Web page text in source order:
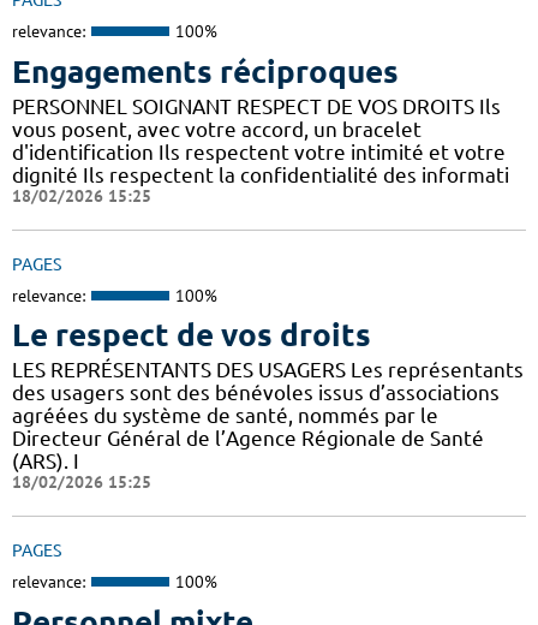
relevance: 100%
Engagements réciproques
PERSONNEL SOIGNANT RESPECT DE VOS DROITS Ils
vous posent, avec votre accord, un bracelet
d'identification Ils respectent votre intimité et votre
dignité Ils respectent la confidentialité des informati
18/02/2026 15:25
PAGES
relevance: 100%
Le respect de vos droits
LES REPRÉSENTANTS DES USAGERS Les représentants
des usagers sont des bénévoles issus d’associations
agréées du système de santé, nommés par le
Directeur Général de l’Agence Régionale de Santé
(ARS). I
18/02/2026 15:25
PAGES
relevance: 100%